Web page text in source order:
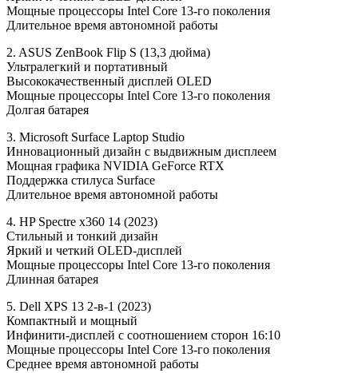
Мощные процессоры Intel Core 13-го поколения
Длительное время автономной работы
2. ASUS ZenBook Flip S (13,3 дюйма)
Ультралегкий и портативный
Высококачественный дисплей OLED
Мощные процессоры Intel Core 13-го поколения
Долгая батарея
3. Microsoft Surface Laptop Studio
Инновационный дизайн с выдвижным дисплеем
Мощная графика NVIDIA GeForce RTX
Поддержка стилуса Surface
Длительное время автономной работы
4. HP Spectre x360 14 (2023)
Стильный и тонкий дизайн
Яркий и четкий OLED-дисплей
Мощные процессоры Intel Core 13-го поколения
Длинная батарея
5. Dell XPS 13 2-в-1 (2023)
Компактный и мощный
Инфинити-дисплей с соотношением сторон 16:10
Мощные процессоры Intel Core 13-го поколения
Среднее время автономной работы